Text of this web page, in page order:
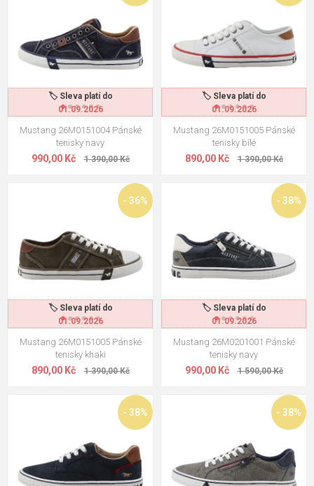
🏷️ Sleva platí do
01.09.2026
Mustang 26M0151004 Pánské
tenisky navy
990,00 Kč 1 390,00 Kč
🏷️ Sleva platí do
01.09.2026
Mustang 26M0151005 Pánské
tenisky bílé
890,00 Kč 1 390,00 Kč
🏷️ Sleva platí do
01.09.2026
- 36%
Mustang 26M0151005 Pánské
tenisky khaki
890,00 Kč 1 390,00 Kč
🏷️ Sleva platí do
01.09.2026
- 38%
Mustang 26M0201001 Pánské
tenisky navy
990,00 Kč 1 590,00 Kč
- 38% - 38%